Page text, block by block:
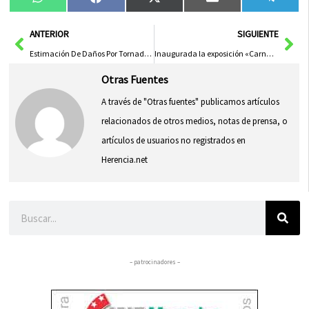
en
WhatsApp
en
Facebook
en
X
(Twitter) en
Email
en
AntANTERIOR
Estimación De Daños Por Tornado En Torre De Juan Abad Asciende A 3,5 Millones De Euros
SIGUIENTE
Inaugurada la exposición «Carnaval, imaginación y magia» de Arnelio Cruz en Herencia
Otras Fuentes
A través de "Otras fuentes" publicamos artículos
relacionados de otros medios, notas de prensa, o
artículos de usuarios no registrados en
Herencia.net
– patrocinadores –